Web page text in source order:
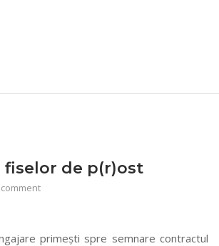
de p(r)ost
primești spre semnare contractul